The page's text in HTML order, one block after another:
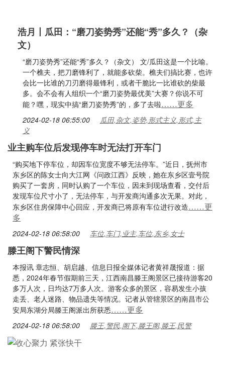
浩月丨瓜田：“磨刀姿势秀”还能“秀”多久？（杂
文）
“磨刀姿势秀”还能“秀”多久？（杂文） 文/瓜田这是一个比喻。
一个樵夫，把刀磨锋利了，就能多砍柴。樵夫们搞比赛，也许
会比一比谁的刀刃磨得最锋利，或者干脆比一比谁砍的柴最
多。会不会有人组织一个“磨刀姿势最优美”大赛？你说不可
能？嘿，现实中搞“磨刀姿势秀”的，多了去啦……更多
2024-02-18 06:55:00
瓜田,杂文,姿势,形式主义,形式,主
义
业主购车位后发现停车时无法打开车门
“购买地下停车位，却因车位宽度不够无法停车。”近日，抚州市
东乡区的陈女士向大江网《问政江西》反映，她在东乡区壹号院
购买了一套房，同时认购了一个车位，因未到现场查看，交付后
发现车位尺寸小了，无法停车，与开发商沟通多次无果。对此，
东乡区住房保障中心回应，开发商已将原有车位进行改造……更
多
2024-02-18 06:58:00 车位,车门,业主,车位,东乡,女士
滕王阁下警民情深
本报讯 章志恒、胡启越、信息日报全媒体记者黄祥晟报道：据
悉，2024年春节假期前三天，江西南昌滕王阁景区已接待游客20
多万人次，日均达7万多人次。游客众多的景区，容易发生小孩
走丢、老人迷路、物品遗失等情况。记者从管辖景区的南昌市公
安局东湖分局滕王阁派出所获悉……更多
2024-02-18 06:58:00 滕王,警民,阁下,滕王阁,滕王,民警